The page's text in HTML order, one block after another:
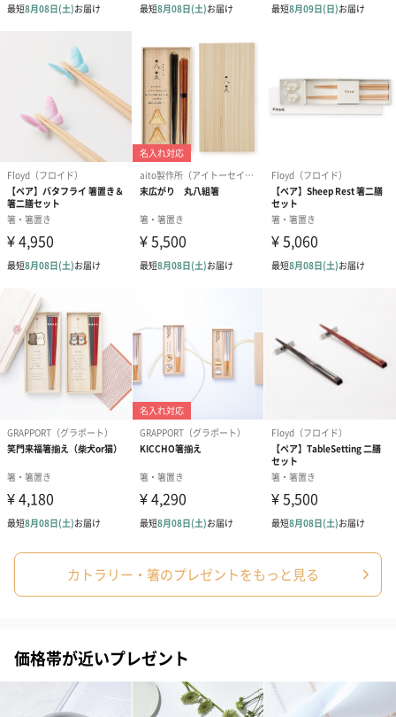
ブライダルロリポップ
ドレス（いちご味)
（1,122円）
ブライダルロリポップ
タキシード（コーラ味)
（1,122円）
夫婦箸と箸置
生花
生花のブーケを同梱します。
※9-15時にご注文いただく場合、最短のお届け可能日が通常より
も1日遅くなります。
シーズンブーケ（ひま
わり）（1,880円）
ブーケ（ホワイトグリ
ーン）（1,650円）
ブーケ（ピン
（1,650円）
自然のお花で作ったドライフラワー・プリザーブドフラワーを同
梱します。
一部花材が写真と異なる場合がございます。予めご了承くださ
カトラリー・箸のプレゼントをもっと見る
価格帯が近いプレゼント